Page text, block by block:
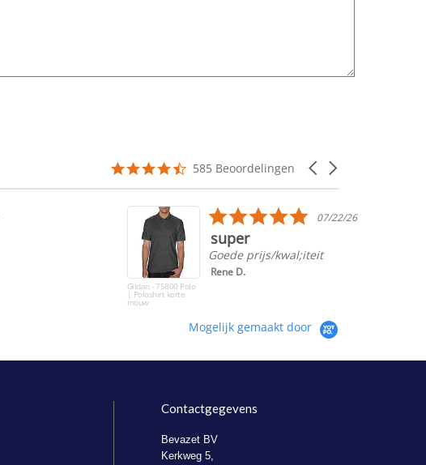
Carousel
4.5
rating
585 Beoordelingen
Gildan - 75800 Polo
| Poloshirt korte
mouw
5.0
star
07/22/26
super
Goede prijs/kwal;iteit
Rene D.
Mogelijk gemaakt door
Contactgegevens
Bevazet BV
Kerkweg 5,